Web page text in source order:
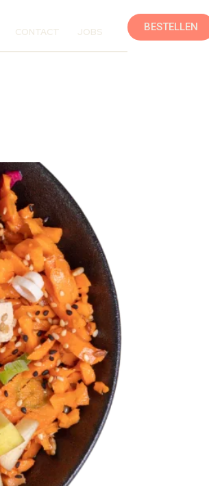
CONTACT JOBS BESTELLEN